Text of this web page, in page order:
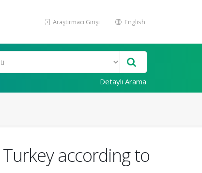
Araştırmacı Girişi English
Detaylı Arama
according to